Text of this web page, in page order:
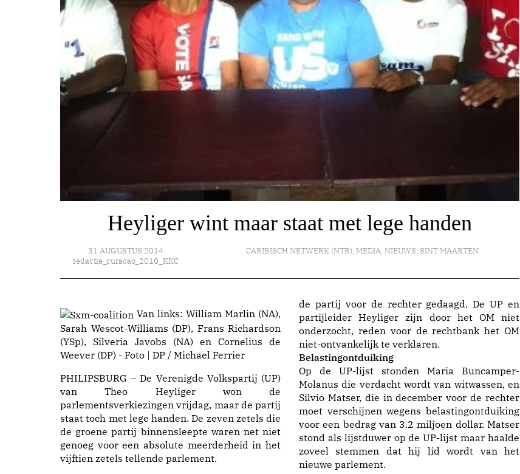
Heyliger wint maar staat met lege handen
31 AUGUSTUS 2014
redactie_curacao_2010_KKC
CARIBISCH NETWERK (NTR),MEDIA,NIEUWS, SINT MAARTEN
Van links: William Marlin (NA),
Sarah Wescot-Williams (DP), Frans Richardson
(YSp), Silveria Javobs (NA) en Cornelius de
Weever (DP) - Foto | DP / Michael Ferrier
PHILIPSBURG – De Verenigde Volkspartij (UP)
van Theo Heyliger won de
parlementsverkiezingen vrijdag, maar de partij
staat toch met lege handen. De zeven zetels die
de groene partij binnensleepte waren net niet
genoeg voor een absolute meerderheid in het
vijftien zetels tellende parlement.
de partij voor de rechter gedaagd. De UP en
partijleider Heyliger zijn door het OM niet
onderzocht, reden voor de rechtbank het OM
niet-ontvankelijk te verklaren.
Belastingontduiking
Op de UP-lijst stonden Maria Buncamper-
Molanus die verdacht wordt van witwassen, en
Silvio Matser, die in december voor de rechter
moet verschijnen wegens belastingontduiking
voor een bedrag van 3.2 miljoen dollar. Matser
stond als lijstduwer op de UP-lijst maar haalde
zoveel stemmen dat hij lid wordt van het
nieuwe parlement.